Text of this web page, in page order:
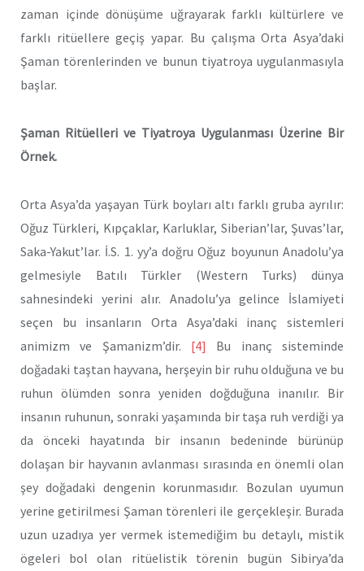
zaman içinde dönüşüme uğrayarak farklı kültürlere ve
farklı ritüellere geçiş yapar. Bu çalışma Orta Asya’daki
Şaman törenlerinden ve bunun tiyatroya uygulanmasıyla
başlar.
Şaman Ritüelleri ve Tiyatroya Uygulanması Üzerine Bir
Örnek.
Orta Asya’da yaşayan Türk boyları altı farklı gruba ayrılır:
Oğuz Türkleri, Kıpçaklar, Karluklar, Siberian’lar, Şuvas’lar,
Saka-Yakut’lar. İ.S. 1. yy’a doğru Oğuz boyunun Anadolu’ya
gelmesiyle Batılı Türkler (Western Turks) dünya
sahnesindeki yerini alır. Anadolu’ya gelince İslamiyeti
seçen bu insanların Orta Asya’daki inanç sistemleri
animizm ve Şamanizm’dir. [4] Bu inanç sisteminde
doğadaki taştan hayvana, herşeyin bir ruhu olduğuna ve bu
ruhun ölümden sonra yeniden doğduğuna inanılır. Bir
insanın ruhunun, sonraki yaşamında bir taşa ruh verdiği ya
da önceki hayatında bir insanın bedeninde bürünüp
dolaşan bir hayvanın avlanması sırasında en önemli olan
şey doğadaki dengenin korunmasıdır. Bozulan uyumun
yerine getirilmesi Şaman törenleri ile gerçekleşir. Burada
uzun uzadıya yer vermek istemediğim bu detaylı, mistik
ögeleri bol olan ritüelistik törenin bugün Sibirya’da